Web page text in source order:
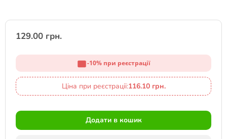
129.00 грн.
-10% при реєстрації
Ціна при реєстрації:116.10 грн.
Додати в кошик